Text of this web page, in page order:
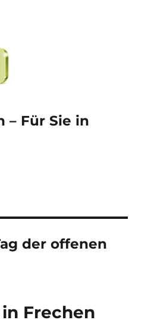
– Für Sie in
der offenen
Frechen